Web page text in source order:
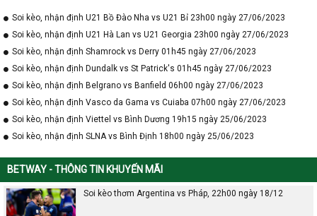
Soi kèo, nhận định U21 Bồ Đào Nha vs U21 Bỉ 23h00 ngày 27/06/2023
Soi kèo, nhận định U21 Hà Lan vs U21 Georgia 23h00 ngày 27/06/2023
Soi kèo, nhận định Shamrock vs Derry 01h45 ngày 27/06/2023
Soi kèo, nhận định Dundalk vs St Patrick's 01h45 ngày 27/06/2023
Soi kèo, nhận định Belgrano vs Banfield 06h00 ngày 27/06/2023
Soi kèo, nhận định Vasco da Gama vs Cuiaba 07h00 ngày 27/06/2023
Soi kèo, nhận định Viettel vs Bình Dương 19h15 ngày 25/06/2023
Soi kèo, nhận định SLNA vs Bình Định 18h00 ngày 25/06/2023
BETWAY - THÔNG TIN KHUYẾN MÃI
Soi kèo thơm Argentina vs Pháp, 22h00 ngày 18/12